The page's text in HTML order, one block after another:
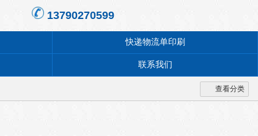
13790270599
快递物流单印刷
联系我们
查看分类